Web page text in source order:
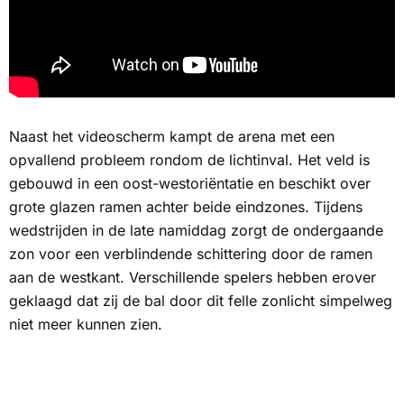
Naast het videoscherm kampt de arena met een
opvallend probleem rondom de lichtinval. Het veld is
gebouwd in een oost-westoriëntatie en beschikt over
grote glazen ramen achter beide eindzones. Tijdens
wedstrijden in de late namiddag zorgt de ondergaande
zon voor een verblindende schittering door de ramen
aan de westkant. Verschillende spelers hebben erover
geklaagd dat zij de bal door dit felle zonlicht simpelweg
niet meer kunnen zien.